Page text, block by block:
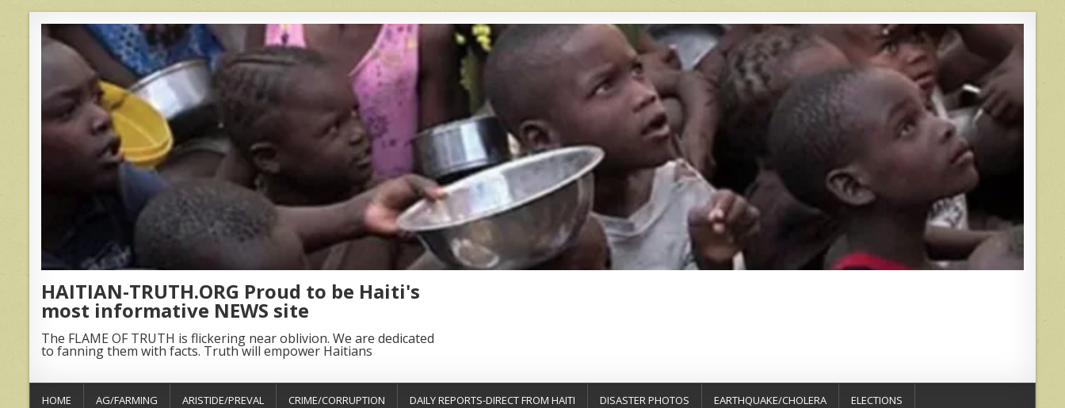
HAITIAN-TRUTH.ORG Proud to be Haiti's
most informative NEWS site
The FLAME OF TRUTH is flickering near oblivion. We are dedicated
to fanning them with facts. Truth will empower Haitians
HOME AG/FARMING ARISTIDE/PREVAL CRIME/CORRUPTION DAILY REPORTS-DIRECT FROM HAITI DISASTER PHOTOS EARTHQUAKE/CHOLERA ELECTIONS